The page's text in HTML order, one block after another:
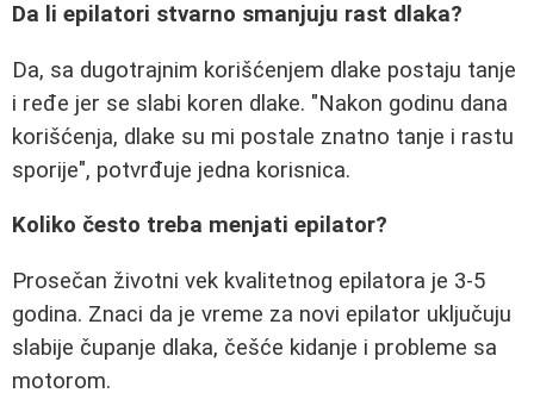
Da li epilatori stvarno smanjuju rast dlaka?
Da, sa dugotrajnim korišćenjem dlake postaju tanje
i ređe jer se slabi koren dlake. "Nakon godinu dana
korišćenja, dlake su mi postale znatno tanje i rastu
sporije", potvrđuje jedna korisnica.
Koliko često treba menjati epilator?
Prosečan životni vek kvalitetnog epilatora je 3-5
godina. Znaci da je vreme za novi epilator uključuju
slabije čupanje dlaka, češće kidanje i probleme sa
motorom.